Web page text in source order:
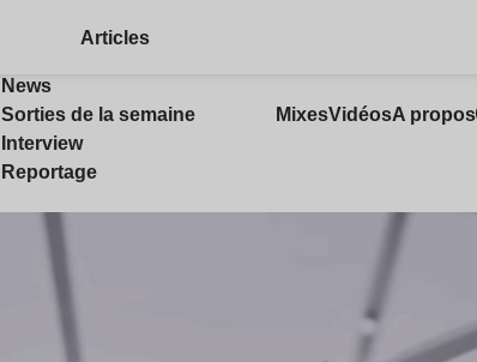
Articles
News
Sorties de la semaine
Interview
Reportage
MixesVidéosA propos